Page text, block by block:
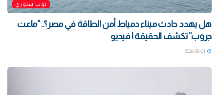
توب ستوري
هل يهدد حادث ميناء دمياط أمن الطاقة في مصر؟.. “ماعت
جروب” تكشف الحقيقة | فيديو